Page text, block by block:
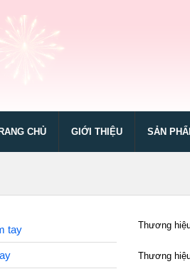
CHỦ GIỚI THIỆU SẢN
Thương
Thương
tay